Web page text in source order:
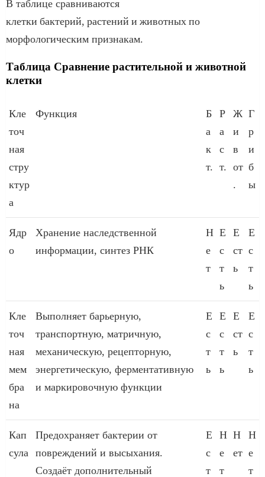
В таблице сравниваются
клетки бактерий, растений и животных по
морфологическим признакам.
Таблица Сравнение растительной и животной
клетки
Кле
точ
ная
стру
ктур
а
Функция
Б
а
к
т.
Р
а
с
т.
Ж
и
в
от
.
Г
р
и
б
ы
Ядр
о
Хранение наследственной
информации, синтез РНК
Н
е
т
Е
с
т
ь
Е
ст
ь
Е
с
т
ь
Кле
точ
ная
мем
бра
на
Выполняет барьерную,
транспортную, матричную,
механическую, рецепторную,
энергетическую, ферментативную
и маркировочную функции
Е
с
т
ь
Е
с
т
ь
Е
ст
ь
Е
с
т
ь
Кап
сула
Предохраняет бактерии от
повреждений и высыхания.
Создаёт дополнительный
Е
с
т
Н
е
т
Н
ет
Н
е
т